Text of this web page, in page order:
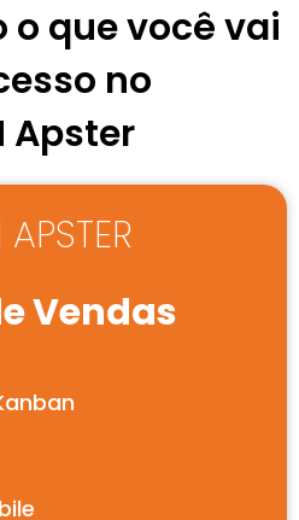
que você vai
no
Apster
Vendas